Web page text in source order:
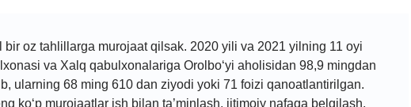
bir oz tahlillarga murojaat qilsak. 2020 yili va 2021 yilning 11 oyi
va Xalq qabulxonalariga Orolbo‘yi aholisidan 98,9 mingdan
ularning 68 ming 610 dan ziyodi yoki 71 foizi qanoatlantirilgan.
ko‘p murojaatlar ish bilan ta’minlash, ijtimoiy nafaqa belgilash,